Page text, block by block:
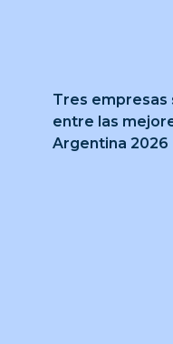
Tres empresas
entre las
Argentina 2026